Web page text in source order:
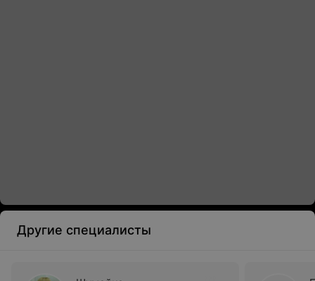
Другие специалисты